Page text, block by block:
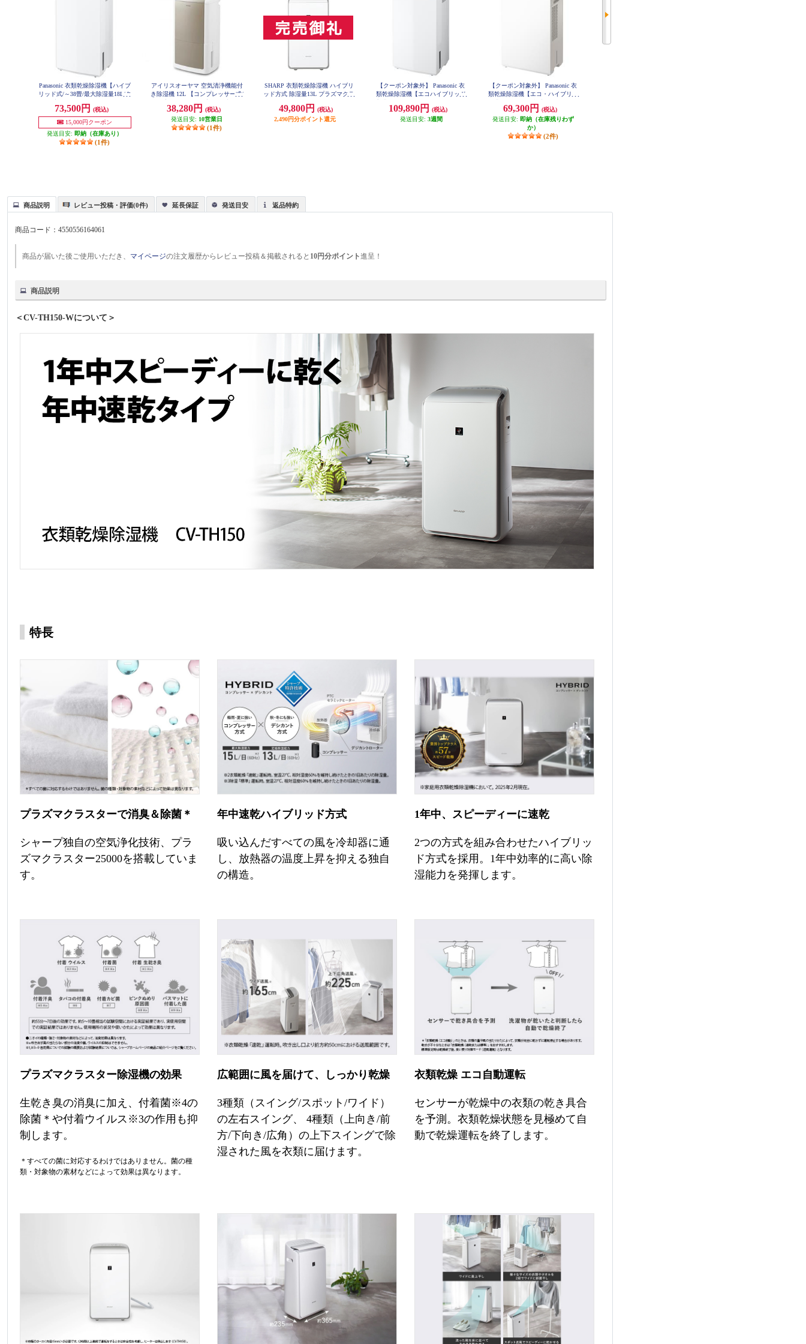
Panasonic 衣類乾燥除湿機【ハイブ
リッド式/～38畳/最大除湿量18L/タ
イーX/クリーンホワイト】 F-YHX
200B-W
73,500円
(税込)
15,000円クーポン
発送目安: 即納（在庫あり）
(1件)
アイリスオーヤマ 空気清浄機能付
き除湿機 12L 【コンプレッサー式/
浄機能付き】 KIJCP-M120-N
38,280円
(税込)
発送目安: 10営業日
(1件)
SHARP 衣類乾燥除湿機 ハイブリ
ッド方式 除湿量13L プラズマクラ
W
49,800円
(税込)
2,490円分ポイント還元
【クーポン対象外】 Panasonic 衣
類乾燥除湿機【エコハイブリッド
量5.0L/ナノイーX/クリスタルホワ
イト】 F-YEX200D-W
109,890円
(税込)
発送目安: 3週間
【クーポン対象外】 Panasonic 衣
類乾燥除湿機【エコ・ハイブリッ
容量3.2L/ツインルーバー/ナノイー
X/連続排水/クリーンホワイト】 F-
YEX120B-W
69,300円
(税込)
発送目安: 即納（在庫残りわず
か）
(2件)
商品説明 レビュー投稿・評価(0件) 延長保証 発送目安 返品特約
商品コード：4550556164061
商品が届いた後ご使用いただき、 マイページの注文履歴からレビュー投稿＆掲載されると 10円分ポイント進呈！
商品説明
＜CV-TH150-Wについて＞